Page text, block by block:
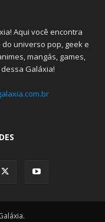
Aqui você encontra
universo pop, geek e
mangás, games,
Galáxia!